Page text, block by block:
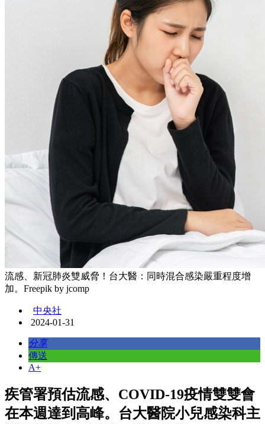
流感、新冠肺炎雙威脅！台大醫：同時混合感染嚴重程度增
加。Freepik by jcomp
中央社
2024-01-31
分享
傳送
A+
疾管署預估流感、COVID-19疫情雙雙會
在本週達到高峰。台大醫院小兒感染科主